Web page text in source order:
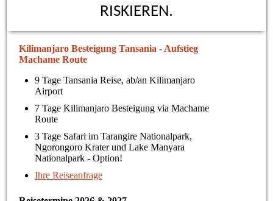
RISKIEREN.
Kilimanjaro Besteigung Tansania - Aufstieg
Machame Route
9 Tage Tansania Reise, ab/an Kilimanjaro
Airport
7 Tage Kilimanjaro Besteigung via Machame
Route
3 Tage Safari im Tarangire Nationalpark,
Ngorongoro Krater und Lake Manyara
Nationalpark - Option!
Ihre Reiseanfrage